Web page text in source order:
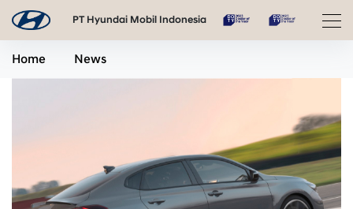
PT Hyundai Mobil Indonesia
Home News